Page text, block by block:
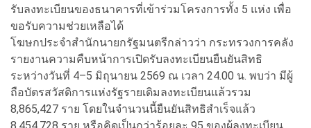
รับลงทะเบียนของธนาคารที่เข้าร่วมโครงการทั้ง 5 แห่ง เพื่อ
ขอรับความช่วยเหลือได้
โฆษกประจำสำนักนายกรัฐมนตรีกล่าวว่า กระทรวงการคลัง
รายงานความคืบหน้าการเปิดรับลงทะเบียนยืนยันสิทธิ
ระหว่างวันที่ 4–5 มิถุนายน 2569 ณ เวลา 24.00 น. พบว่า มีผู้
ถือบัตรสวัสดิการแห่งรัฐรายเดิมลงทะเบียนแล้วรวม
8,865,427 ราย โดยในจำนวนนี้ยืนยันสิทธิสำเร็จแล้ว